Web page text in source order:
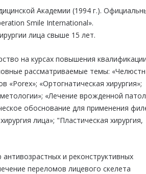
Академии (1994 г.).
Smile International».
лица свыше 15 лет.
на курсах повышения
рассматриваемые темы:
«Porex»; «Ортогнатическая хирургия»;
«Лечение врожденной
обоснование для применения
лица»; "Пластическая хирургия,
и реконструктивных
переломов лицевого скелета